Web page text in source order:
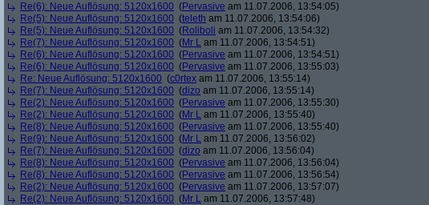
Re(6): Neue Auflösung: 5120x1600 (Pervasive am 11.07.2006, 13:54:05)
Re(5): Neue Auflösung: 5120x1600 (teleth am 11.07.2006, 13:54:06)
Re(5): Neue Auflösung: 5120x1600 (Roliboli am 11.07.2006, 13:54:32)
Re(7): Neue Auflösung: 5120x1600 (Mr L am 11.07.2006, 13:54:51)
Re(6): Neue Auflösung: 5120x1600 (Pervasive am 11.07.2006, 13:54:51)
Re(6): Neue Auflösung: 5120x1600 (Pervasive am 11.07.2006, 13:55:03)
Re: Neue Auflösung: 5120x1600 (c0rtex am 11.07.2006, 13:55:14)
Re(7): Neue Auflösung: 5120x1600 (dizo am 11.07.2006, 13:55:14)
Re(2): Neue Auflösung: 5120x1600 (Pervasive am 11.07.2006, 13:55:30)
Re(2): Neue Auflösung: 5120x1600 (Mr L am 11.07.2006, 13:55:40)
Re(8): Neue Auflösung: 5120x1600 (Pervasive am 11.07.2006, 13:55:40)
Re(9): Neue Auflösung: 5120x1600 (Mr L am 11.07.2006, 13:56:02)
Re(7): Neue Auflösung: 5120x1600 (dizo am 11.07.2006, 13:56:04)
Re(8): Neue Auflösung: 5120x1600 (Pervasive am 11.07.2006, 13:56:04)
Re(8): Neue Auflösung: 5120x1600 (Pervasive am 11.07.2006, 13:56:54)
Re(2): Neue Auflösung: 5120x1600 (Pervasive am 11.07.2006, 13:57:07)
Re(2): Neue Auflösung: 5120x1600 (Mr L am 11.07.2006, 13:57:48)